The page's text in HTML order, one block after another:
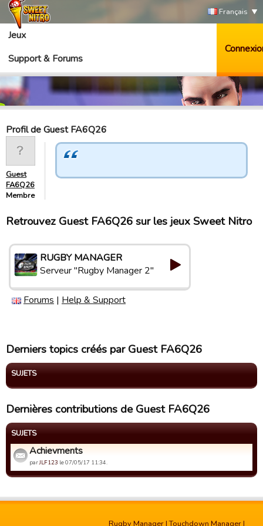
Français
Jeux
Support & Forums
Profil de Guest FA6Q26
Guest
FA6Q26
Membre
Retrouvez Guest FA6Q26 sur les jeux Sweet Nitro
RUGBY MANAGER
Serveur "Rugby Manager 2"
Forums | Help & Support
Derniers topics créés par Guest FA6Q26
SUJETS
Dernières contributions de Guest FA6Q26
SUJETS
Achievments
parJLF123 le 07/05/17 11:34.
Rugby Manager |Touchdown Manager |